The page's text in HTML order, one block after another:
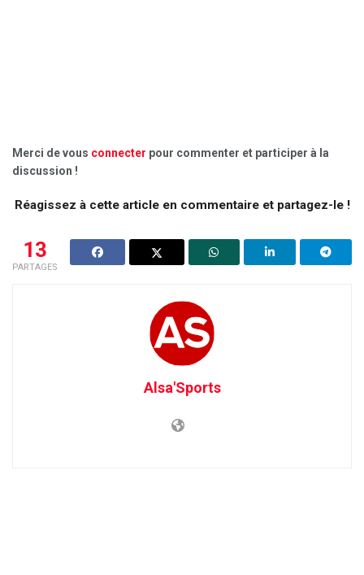
Merci de vous connecter pour commenter et participer à la
discussion !
Réagissez à cette article en commentaire et partagez-le !
13
PARTAGES
Alsa'Sports